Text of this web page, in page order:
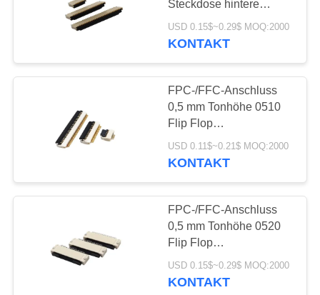
Steckdose hintere
Sperre weiche Reihe
Steckdose Höhe 1,0 mm
USD 0.15$~0.29$ MOQ:2000
KONTAKT
FPC-/FFC-Anschluss
0,5 mm Tonhöhe 0510
Flip Flop
Unterverbindung
Flexible Reihe
USD 0.11$~0.21$ MOQ:2000
KONTAKT
FPC-/FFC-Anschluss
0,5 mm Tonhöhe 0520
Flip Flop
Unterverbindung
Flexible Reihe
USD 0.15$~0.29$ MOQ:2000
KONTAKT